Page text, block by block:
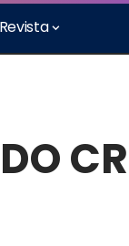
Revista